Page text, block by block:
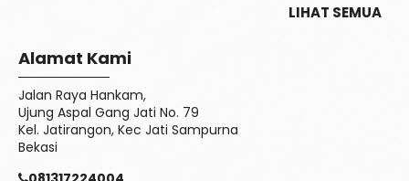
LIHAT SEMUA
Alamat Kami
Jalan Raya Hankam,
Ujung Aspal Gang Jati No. 79
Kel. Jatirangon, Kec Jati Sampurna
Bekasi